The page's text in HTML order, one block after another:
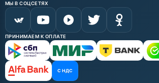
МЫ В СОЦСЕТЯХ
ПРИНИМАЕМ К ОПЛАТЕ
С НДС